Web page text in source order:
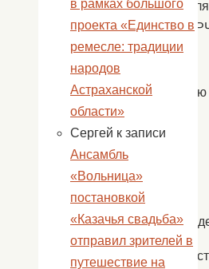
фестиваля
прошла
минувшую
5
городе
в рамках большого
проекта «Единство в
ремесле: традиции
народов
Астраханской
области»
Сергей к записи
Ансамбль
«Вольница»
постановкой
«Казачья свадьба»
отправил зрителей в
путешествие на